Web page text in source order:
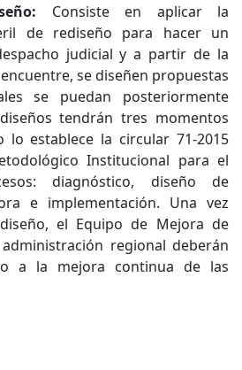
Consiste en aplicar la
de rediseño para hacer un
judicial y a partir de la
se diseñen propuestas
se puedan posteriormente
tendrán tres momentos
lo establece la circular 71-2015
Institucional para el
diagnóstico, diseño de
e implementación. Una vez
el Equipo de Mejora de
regional deberán
a la mejora continua de las